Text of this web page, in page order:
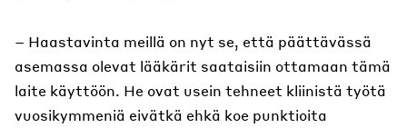
– Haastavinta meillä on nyt se, että päättävässä
asemassa olevat lääkärit saataisiin ottamaan tämä
laite käyttöön. He ovat usein tehneet kliinistä työtä
vuosikymmeniä eivätkä ehkä koe punktioita